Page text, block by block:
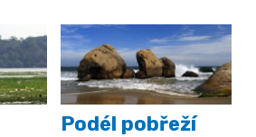
Podél pobřeží